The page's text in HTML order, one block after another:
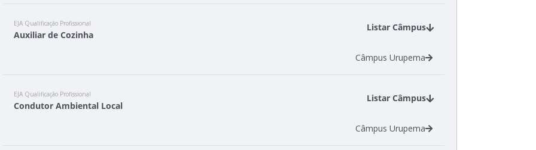
EJA Qualificação Profissional
Auxiliar de Cozinha
Listar Câmpus
Câmpus Urupema
EJA Qualificação Profissional
Condutor Ambiental Local
Listar Câmpus
Câmpus Urupema